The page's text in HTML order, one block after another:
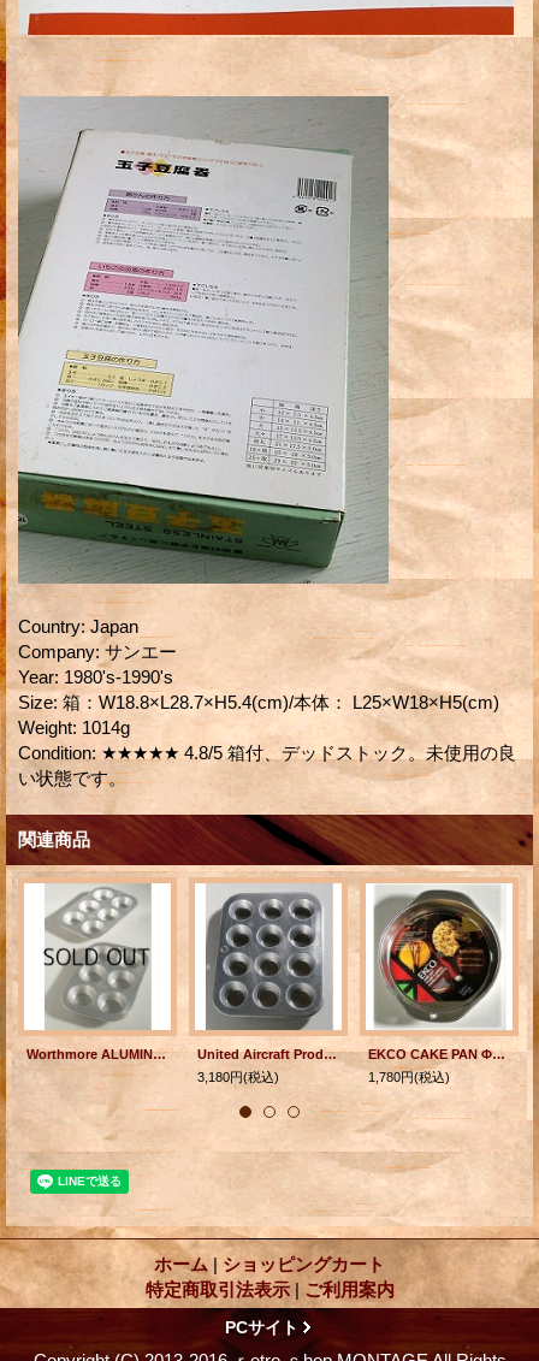
Country: Japan
Company: サンエー
Year: 1980's-1990's
Size: 箱：W18.8×L28.7×H5.4(cm)/本体： L25×W18×H5(cm)
Weight: 1014g
Condition: ★★★★★ 4.8/5 箱付、デッドストック。未使用の良
い状態です。
関連商品
Worthmore ALUMINIUM " Muffin Cupcake Pans" MADE IN USA マフィンパン/マフィン型（6コ仕様） 各1枚
United Aircraft Products Muffinaire Junior Mini Muffin Pan マフィンパン（12個仕様）
3,180円(税込)
EKCO CAKE PAN Φ20 T-95H MADE IN U.S.A. アルミ製 ケーキパン/ ケーキ型
1,780円(税込)
ホーム | ショッピングカート
特定商取引法表示 | ご利用案内
PCサイト